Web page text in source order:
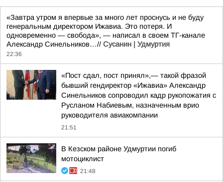
«Завтра утром я впервые за много лет проснусь и не буду
генеральным директором Ижавиа. Это потеря. И
одновременно — свобода», — написал в своем ТГ-канале
Александр Синельников…// Сусанин | Удмуртия
22:36
«Пост сдал, пост принял»,— такой фразой
бывший гендиректор «Ижавиа» Александр
Синельников сопроводил кадр рукопожатия с
Русланом Набиевым, назначенным врио
руководителя авиакомпании
21:51
В Кезском районе Удмуртии погиб
мотоциклист
21:48